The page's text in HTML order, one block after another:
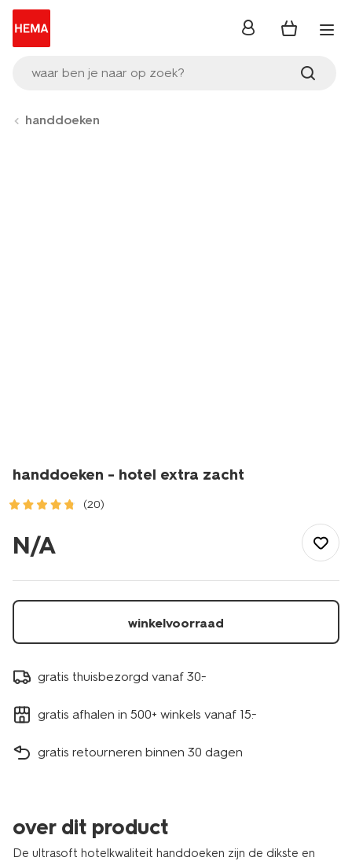
waar ben je naar op zoek?
inloggen
handdoeken
handdoeken - hotel extra zacht
(20)
slapen/badkamer/handdoeken/handdoeken-
-
hotel-
extra-
N/A
winkelvoorraad
gratis thuisbezorgd vanaf 30.-
gratis afhalen in 500+ winkels vanaf 15.-
gratis retourneren binnen 30 dagen
over dit product
De ultrasoft hotelkwaliteit handdoeken zijn de dikste en